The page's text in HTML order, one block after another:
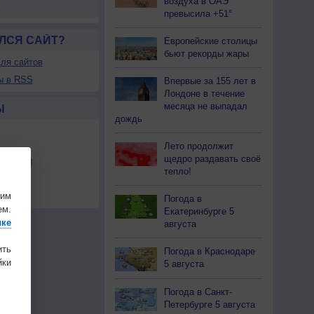
САЙТ?
сайтов
в RSS
превысила +51°
Европейские столицы
бьют рекорды жары
Впервые за 155 лет в
Лондоне в течение
месяца не выпадал
дождь
Лето продолжит
щедро раздавать своё
тепло!
Погода в
Екатеринбурге 5
августа
Погода в Краснодаре
5 августа
Погода в Санкт-
Петербурге 5 августа